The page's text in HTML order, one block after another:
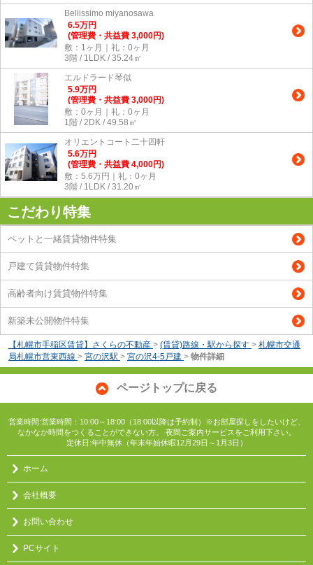
Bellissimo miyanosawa
6.5万円
(管理費・共益費 3,000円)
敷：1ヶ月｜礼：0ヶ月
3階 / 1LDK / 35.24㎡
エルドラード琴似
5.9万円
(管理費・共益費 3,000円)
敷：0ヶ月｜礼：0ヶ月
1階 / 2DK / 49.58㎡
オリエントコート二十四軒
5.6万円
(管理費・共益費 4,000円)
敷：5.6万円｜礼：0ヶ月
3階 / 1LDK / 31.20㎡
こだわり特集
ペットと一緒賃貸物件特集
戸建て賃貸物件特集
高齢者向け賃貸物件特集
新築未公開物件特集
【札幌市手稲区賃貸】さくらの不動産 > (賃貸)路線・駅から探す > 札幌市交通
局札幌市営東西線 > 宮の沢駅 > 宮の沢4-5戸建 > 物件詳細
ページトップに戻る
営業時間:営業時間：10:00～18:00（18:00以降は予約制）※お部屋探しをしたいけど、
なかなか時間をつくることができない方。 夜間ご案内サービスをご利用下さい。
定休日:年中無休（年末年始休暇12月29日～1月3日）
ホーム
会社概要
お問い合わせ
PCサイト